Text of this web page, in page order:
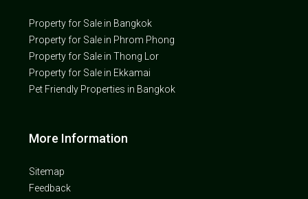
Property for Sale in Bangkok
Property for Sale in Phrom Phong
Property for Sale in Thong Lor
Property for Sale in Ekkamai
Pet Friendly Properties in Bangkok
More Information
Sitemap
Feedback